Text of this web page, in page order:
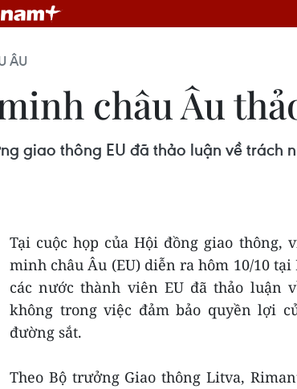
ÂU
châu Âu
giao thông EU đã thảo luận về trách
Tại cuộc họp của Hội đồng giao thông,
minh châu Âu (EU) diễn ra hôm 10/10
các nước thành viên EU đã thảo luận
không trong việc đảm bảo quyền lợi
đường sắt.
Theo Bộ trưởng Giao thông Litva,